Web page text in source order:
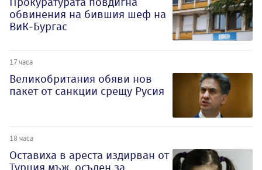
обвинения на бившия шеф на
ВиК-Бургас
17 часа
Великобритания обяви нов
пакет от санкции срещу Русия
18 часа
Оставиха в ареста издирван от